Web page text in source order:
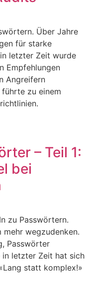
Über Jahre
für starke
letzter Zeit wurde
Empfehlungen
Angreifern
zu einem
– Teil 1:
bei
zu Passwörtern.
wegzudenken.
Passwörter
letzter Zeit hat sich
statt komplex!»